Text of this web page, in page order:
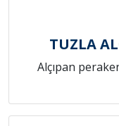
TUZLA
Alçıpan